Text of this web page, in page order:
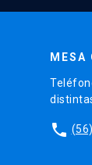
MESA
phone